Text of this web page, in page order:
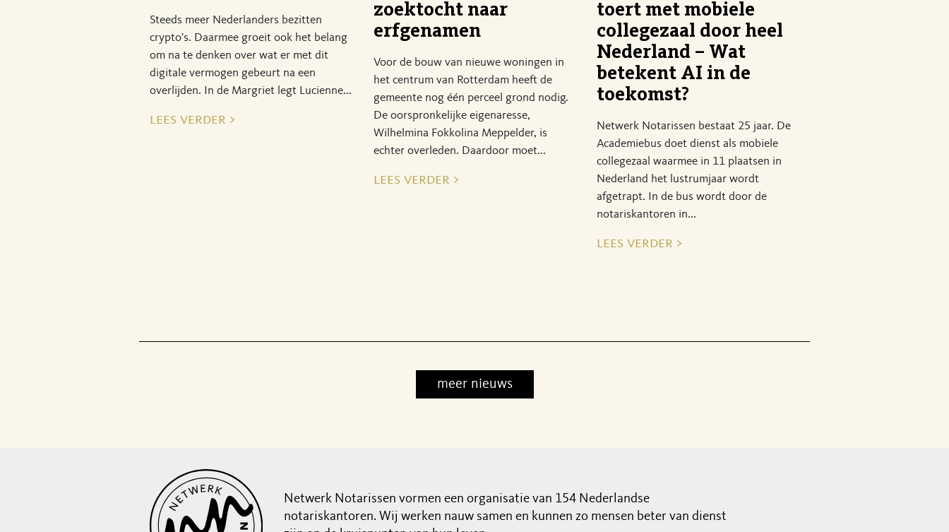
Steeds meer Nederlanders bezitten
crypto's. Daarmee groeit ook het belang
om na te denken over wat er met dit
digitale vermogen gebeurt na een
overlijden. In de Margriet legt Lucienne...
lees verder >
zoektocht naar
erfgenamen
Voor de bouw van nieuwe woningen in
het centrum van Rotterdam heeft de
gemeente nog één perceel grond nodig.
De oorspronkelijke eigenaresse,
Wilhelmina Fokkolina Meppelder, is
echter overleden. Daardoor moet...
lees verder >
toert met mobiele
collegezaal door heel
Nederland – Wat
betekent AI in de
toekomst?
Netwerk Notarissen bestaat 25 jaar. De
Academiebus doet dienst als mobiele
collegezaal waarmee in 11 plaatsen in
Nederland het lustrumjaar wordt
afgetrapt. In de bus wordt door de
notariskantoren in...
lees verder >
meer nieuws
Netwerk Notarissen vormen een organisatie van 154 Nederlandse
notariskantoren. Wij werken nauw samen en kunnen zo mensen beter van dienst